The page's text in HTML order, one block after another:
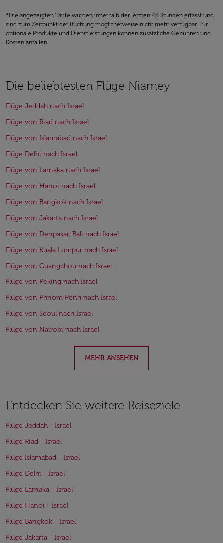
*Die angezeigten Tarife wurden innerhalb der letzten 48 Stunden erfasst und
sind zum Zeitpunkt der Buchung möglicherweise nicht mehr verfügbar. Für
optionale Produkte und Dienstleistungen können zusätzliche Gebühren und
Kosten anfallen.
Die beliebtesten Flüge Niamey
Flüge Jeddah nach Israel
Flüge von Riad nach Israel
Flüge von Islamabad nach Israel
Flüge Delhi nach Israel
Flüge von Larnaka nach Israel
Flüge von Hanoi nach Israel
Flüge von Bangkok nach Israel
Flüge von Jakarta nach Israel
Flüge von Denpasar, Bali nach Israel
Flüge von Kuala Lumpur nach Israel
Flüge von Guangzhou nach Israel
Flüge von Peking nach Israel
Flüge von Phnom Penh nach Israel
Flüge von Seoul nach Israel
Flüge von Nairobi nach Israel
MEHR ANSEHEN
Entdecken Sie weitere Reiseziele
Flüge Jeddah - Israel
Flüge Riad - Israel
Flüge Islamabad - Israel
Flüge Delhi - Israel
Flüge Larnaka - Israel
Flüge Hanoi - Israel
Flüge Bangkok - Israel
Flüge Jakarta - Israel